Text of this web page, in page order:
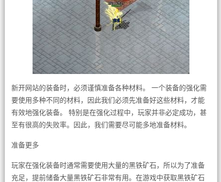
新开网站的装备时，必须谨慎准备各种材料。 一个装备的强化需
要使用多种不同的材料，因此我们必须先准备好这些材料，才能
有效地强化装备。 特别是在强化过程中，玩家并非必定成功，甚
至有很高的失败率。因此，我们需要尽可能多地准备材料。
准备更多
玩家在强化装备时通常需要使用大量的黑铁矿石，所以为了准备
充足，提前储备大量黑铁矿石非常有用。在游戏中获取黑铁矿石